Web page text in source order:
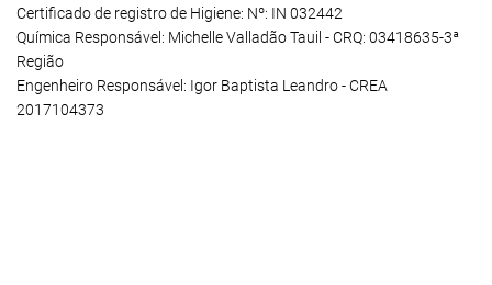
Certificado de registro de Higiene: Nº: IN 032442
Química Responsável: Michelle Valladão Tauil - CRQ: 03418635-3ª
Região
Engenheiro Responsável: Igor Baptista Leandro - CREA
2017104373